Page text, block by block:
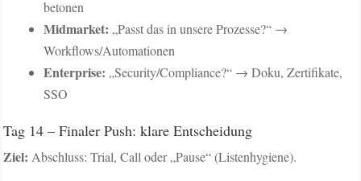
betonen
Midmarket: „Passt das in unsere Prozesse?“ →
Workflows/Automationen
Enterprise: „Security/Compliance?“ → Doku, Zertifikate,
SSO
Tag 14 – Finaler Push: klare Entscheidung
Ziel: Abschluss: Trial, Call oder „Pause“ (Listenhygiene).